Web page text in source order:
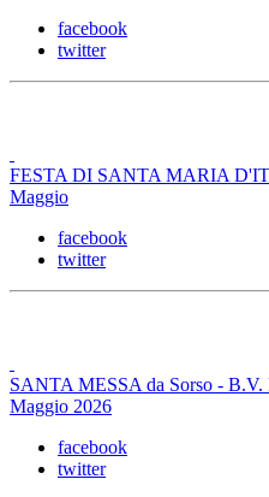
facebook
twitter
FESTA DI SANTA MARIA
Maggio
facebook
twitter
SANTA MESSA da Sorso -
Maggio 2026
facebook
twitter